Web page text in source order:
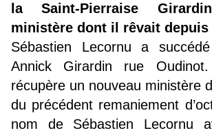
la Saint-Pierraise
ministère dont il rêvait
Sébastien Lecornu a
Annick Girardin rue
récupère un nouveau ministère
du précédent remaniement
nom de Sébastien Lecornu